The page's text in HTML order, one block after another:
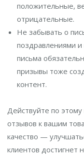
положительные,
отрицательные.
Не забывать о
поздравлениями
письма
призывы тоже
контент.
Действуйте по
отзывов к вашим
качество —
клиентов достигнет